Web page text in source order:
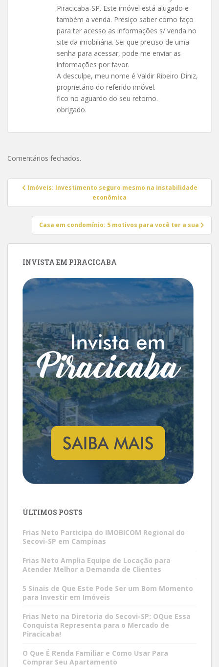
Piracicaba-SP. Este imóvel está alugado e
também a venda. Presiço saber como faço
para ter acesso as informações s/ venda no
site da imobiliária. Sei que preciso de uma
senha para acessar, pode me enviar as
informações por favor.
A desculpe, meu nome é Valdir Ribeiro Diniz,
proprietário do referido imóvel.
fico no aguardo do seu retorno.
obrigado.
Comentários fechados.
Navegação
Post
Imóveis: Investimento seguro mesmo na instabilidade
econômica
Casa em condomínio: 5 motivos para você ter a sua
INVISTA EM PIRACICABA
ÚLTIMOS POSTS
Frias Neto Participa do IMOBICOM Regional do
Secovi-SP em Campinas
Frias Neto Amplia Equipe de Locação para
Atender Melhor a Demanda de Clientes
5 Sinais de Que Este Pode Ser um Bom Momento
para Investir em Imóveis
Frias Neto na Diretoria do Secovi-SP: OQue Essa
Conquista Representa para o Mercado de
Piracicaba!
O Que É Renda Familiar e Como Usar Para
Comprar Seu Apartamento